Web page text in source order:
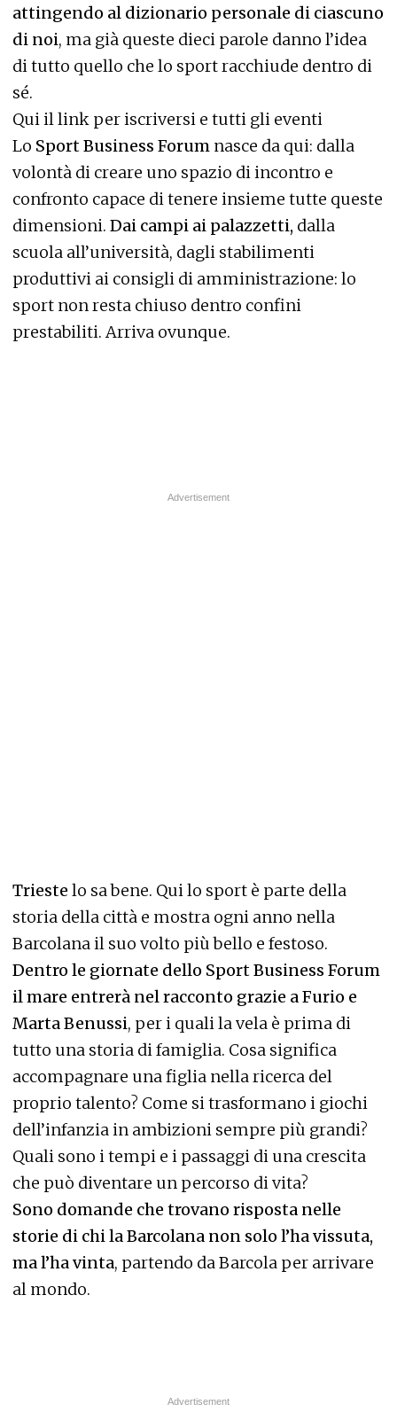
attingendo al dizionario personale di ciascuno
di noi, ma già queste dieci parole danno l’idea
di tutto quello che lo sport racchiude dentro di
sé.
Qui il link per iscriversi e tutti gli eventi
Lo Sport Business Forum nasce da qui: dalla
volontà di creare uno spazio di incontro e
confronto capace di tenere insieme tutte queste
dimensioni. Dai campi ai palazzetti, dalla
scuola all’università, dagli stabilimenti
produttivi ai consigli di amministrazione: lo
sport non resta chiuso dentro confini
prestabiliti. Arriva ovunque.
Trieste lo sa bene. Qui lo sport è parte della
storia della città e mostra ogni anno nella
Barcolana il suo volto più bello e festoso.
Dentro le giornate dello Sport Business Forum
il mare entrerà nel racconto grazie a Furio e
Marta Benussi, per i quali la vela è prima di
tutto una storia di famiglia. Cosa significa
accompagnare una figlia nella ricerca del
proprio talento? Come si trasformano i giochi
dell’infanzia in ambizioni sempre più grandi?
Quali sono i tempi e i passaggi di una crescita
che può diventare un percorso di vita?
Sono domande che trovano risposta nelle
storie di chi la Barcolana non solo l’ha vissuta,
ma l’ha vinta, partendo da Barcola per arrivare
al mondo.